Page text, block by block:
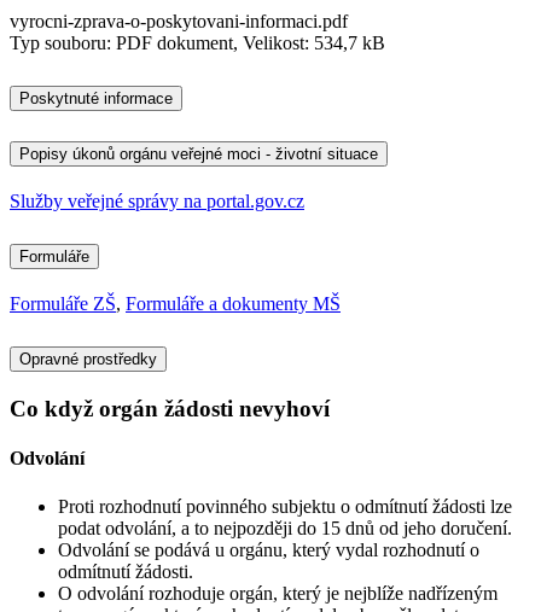
vyrocni-zprava-o-poskytovani-informaci.pdf
Typ souboru: PDF dokument, Velikost: 534,7 kB
Poskytnuté informace
Popisy úkonů orgánu veřejné moci - životní situace
Služby veřejné správy na portal.gov.cz
Formuláře
Formuláře ZŠ, Formuláře a dokumenty MŠ
Opravné prostředky
Co když orgán žádosti nevyhoví
Odvolání
Proti rozhodnutí povinného subjektu o odmítnutí žádosti lze
podat odvolání, a to nejpozději do 15 dnů od jeho doručení.
Odvolání se podává u orgánu, který vydal rozhodnutí o
odmítnutí žádosti.
O odvolání rozhoduje orgán, který je nejblíže nadřízeným